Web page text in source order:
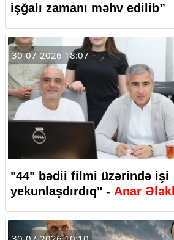
işğalı zamanı məhv edilib”
30-07-2026 18:07
"44" bədii filmi üzərində işi
yekunlaşdırdıq" - Anar